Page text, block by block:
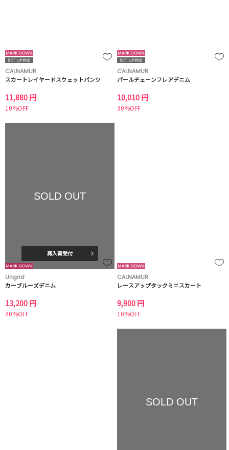
CALNAMUR
スカートレイヤードスウェットパンツ
11,880 円
10%OFF
CALNAMUR
パールチェーンフレアデニム
10,010 円
30%OFF
SOLD OUT
再入荷受付
Ungrid
カーブルーズデニム
13,200 円
40%OFF
CALNAMUR
レースアップタックミニスカート
9,900 円
10%OFF
SOLD OUT